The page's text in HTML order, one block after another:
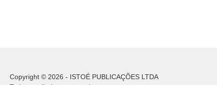
Copyright © 2026 - ISTOÉ PUBLICAÇÕES LTDA